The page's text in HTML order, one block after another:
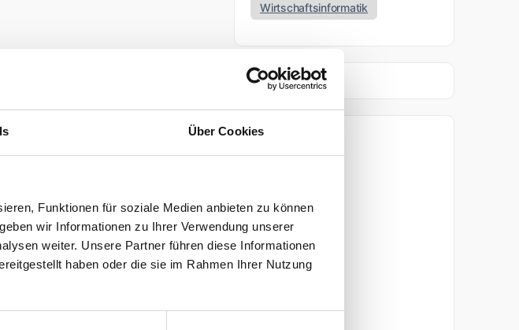
Über Cookies
Funktionen für soziale Medien anbieten zu können
wir Informationen zu Ihrer Verwendung unserer
weiter. Unsere Partner führen diese Informationen
haben oder die sie im Rahmen Ihrer Nutzung
Wirtschaftsinformatik
April 2026
März 2026
November 2025
Oktober 2025